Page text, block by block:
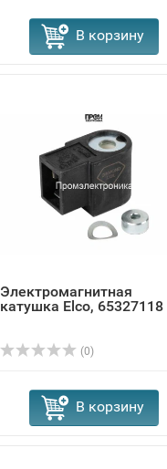
В корзину
Электромагнитная
катушка Elco, 65327118
(0)
В корзину